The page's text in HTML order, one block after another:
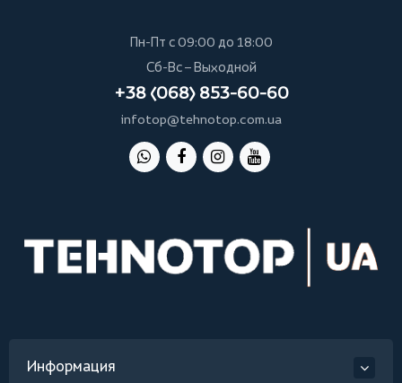
Пн-Пт с 09:00 до 18:00
Сб-Вс – Выходной
+38 (068) 853-60-60
infotop@tehnotop.com.ua
Информация